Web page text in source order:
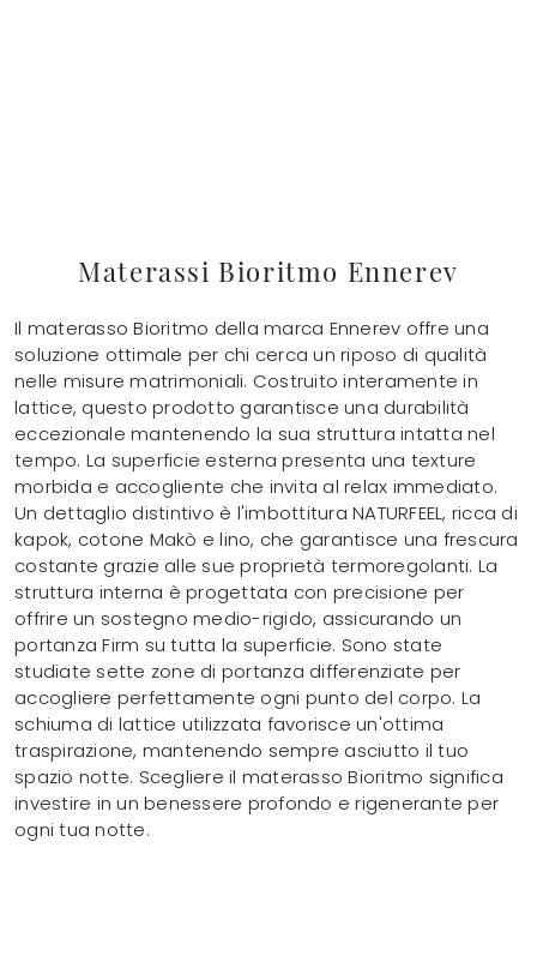
Materassi Bioritmo Ennerev
Il materasso Bioritmo della marca Ennerev offre una
soluzione ottimale per chi cerca un riposo di qualità
nelle misure matrimoniali. Costruito interamente in
lattice, questo prodotto garantisce una durabilità
eccezionale mantenendo la sua struttura intatta nel
tempo. La superficie esterna presenta una texture
morbida e accogliente che invita al relax immediato.
Un dettaglio distintivo è l'imbottitura NATURFEEL, ricca di
kapok, cotone Makò e lino, che garantisce una frescura
costante grazie alle sue proprietà termoregolanti. La
struttura interna è progettata con precisione per
offrire un sostegno medio-rigido, assicurando un
portanza Firm su tutta la superficie. Sono state
studiate sette zone di portanza differenziate per
accogliere perfettamente ogni punto del corpo. La
schiuma di lattice utilizzata favorisce un'ottima
traspirazione, mantenendo sempre asciutto il tuo
spazio notte. Scegliere il materasso Bioritmo significa
investire in un benessere profondo e rigenerante per
ogni tua notte.